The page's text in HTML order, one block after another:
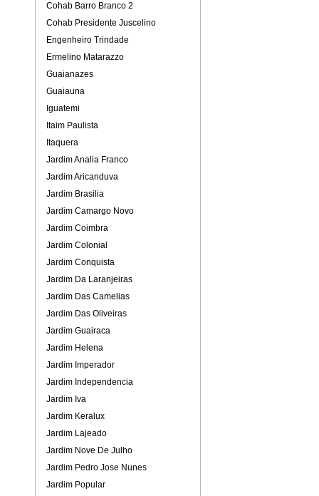
Cohab Barro Branco 2
Cohab Presidente Juscelino
Engenheiro Trindade
Ermelino Matarazzo
Guaianazes
Guaiauna
Iguatemi
Itaim Paulista
Itaquera
Jardim Analia Franco
Jardim Aricanduva
Jardim Brasilia
Jardim Camargo Novo
Jardim Coimbra
Jardim Colonial
Jardim Conquista
Jardim Da Laranjeiras
Jardim Das Camelias
Jardim Das Oliveiras
Jardim Guairaca
Jardim Helena
Jardim Imperador
Jardim Independencia
Jardim Iva
Jardim Keralux
Jardim Lajeado
Jardim Nove De Julho
Jardim Pedro Jose Nunes
Jardim Popular